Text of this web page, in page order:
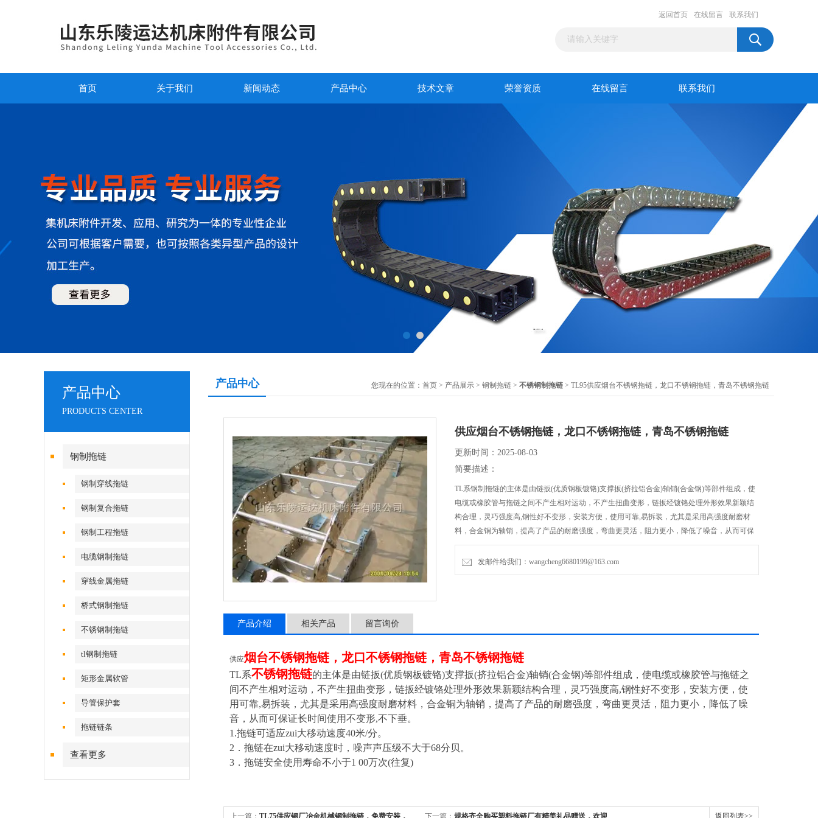
返回首页 在线留言 联系我们
首页 关于我们 新闻动态 产品中心 技术文章 荣誉资质 在线留言 联系我们
产品中心
PRODUCTS CENTER
钢制拖链
钢制穿线拖链
钢制复合拖链
钢制工程拖链
电缆钢制拖链
穿线金属拖链
桥式钢制拖链
不锈钢制拖链
tl钢制拖链
矩形金属软管
导管保护套
拖链链条
查看更多
产品中心 您现在的位置： 首页 > 产品展示 > 钢制拖链 > 不锈钢制拖链 > TL95供应烟台不锈钢拖链，龙口不锈钢拖链，青岛不锈钢拖链
供应烟台不锈钢拖链，龙口不锈钢拖链，青岛不锈钢拖链
更新时间：2025-08-03
简要描述：
TL系钢制拖链的主体是由链扳(优质钢板镀铬)支撑扳(挤拉铝合金)轴销(合金钢)等部件组成，使
电缆或橡胶管与拖链之间不产生相对运动，不产生扭曲变形，链扳经镀铬处理外形效果新颖结
构合理，灵巧强度高,钢性好不变形，安装方便，使用可靠,易拆装，尤其是采用高强度耐磨材
料，合金铜为轴销，提高了产品的耐磨强度，弯曲更灵活，阻力更小，降低了噪音，从而可保
证长时间使用不变形,不下垂。
发邮件给我们：wangcheng6680199@163.com
产品介绍 相关产品 留言询价
供应烟台不锈钢拖链，龙口不锈钢拖链，青岛不锈钢拖链
TL系不锈钢拖链的主体是由链扳(优质钢板镀铬)支撑扳(挤拉铝合金)轴销(合金钢)等部件组成，使电缆或橡胶管与拖链之
间不产生相对运动，不产生扭曲变形，链扳经镀铬处理外形效果新颖结构合理，灵巧强度高,钢性好不变形，安装方便，使
用可靠,易拆装，尤其是采用高强度耐磨材料，合金铜为轴销，提高了产品的耐磨强度，弯曲更灵活，阻力更小，降低了噪
音，从而可保证长时间使用不变形,不下垂。
1.拖链可适应zui大移动速度40米/分。
2 ．拖链在zui大移动速度时，噪声声压级不大于68分贝。
3 ．拖链安全使用寿命不小于1 00万次(往复)
上一篇： TL75供应钢厂冶金机械钢制拖链，免费安装， 下一篇： 规格齐全购买塑料拖链厂有精美礼品赠送，欢迎 返回列表>>